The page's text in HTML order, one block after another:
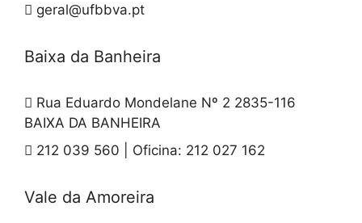
geral@ufbbva.pt
Baixa da Banheira
Rua Eduardo Mondelane Nº 2 2835-116
BAIXA DA BANHEIRA
212 039 560 | Oficina: 212 027 162
Vale da Amoreira